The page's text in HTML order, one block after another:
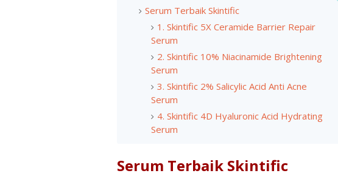
Serum Terbaik Skintific
1. Skintific 5X Ceramide Barrier Repair
Serum
2. Skintific 10% Niacinamide Brightening
Serum
3. Skintific 2% Salicylic Acid Anti Acne
Serum
4. Skintific 4D Hyaluronic Acid Hydrating
Serum
Serum Terbaik Skintific